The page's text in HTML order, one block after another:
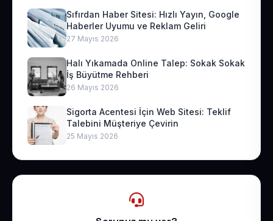
Sıfırdan Haber Sitesi: Hızlı Yayın, Google
Haberler Uyumu ve Reklam Geliri
27 Mayıs 2026
Halı Yıkamada Online Talep: Sokak Sokak
İş Büyütme Rehberi
26 Mayıs 2026
Sigorta Acentesi İçin Web Sitesi: Teklif
Talebini Müşteriye Çevirin
25 Mayıs 2026